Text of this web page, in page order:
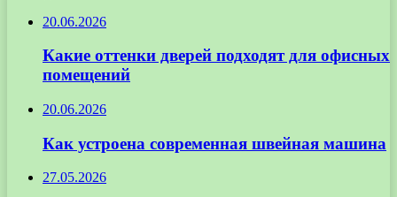
20.06.2026
Какие оттенки дверей подходят для офисных
помещений
20.06.2026
Как устроена современная швейная машина
27.05.2026